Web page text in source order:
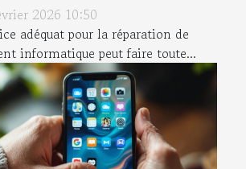
2026 10:50
adéquat pour la réparation de
informatique peut faire toute...